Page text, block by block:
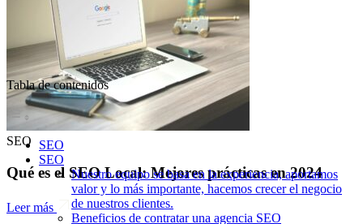
SEO
Qué es el SEO Local: Mejores prácticas en 2024
Leer más
Tabla de contenidos
SEO
SEO
Nuestro equipo se basa en la experiencia, aportamos
valor y lo más importante, hacemos crecer el negocio
de nuestros clientes.
Beneficios de contratar una agencia SEO